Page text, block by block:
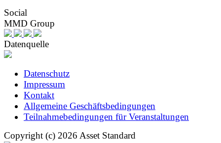
Social
MMD Group
Datenquelle
Datenschutz
Impressum
Kontakt
Allgemeine Geschäftsbedingungen
Teilnahmebedingungen für Veranstaltungen
Copyright (c) 2026 Asset Standard